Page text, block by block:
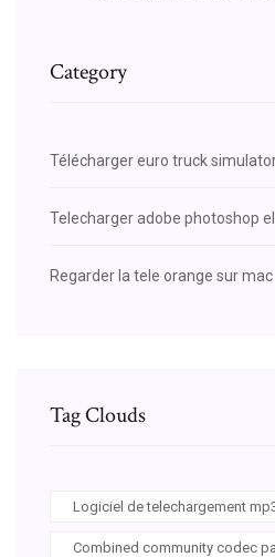
Category
Télécharger euro truck
Telecharger adobe photoshop
Regarder la tele orange sur mac
Tag Clouds
Logiciel de telechargement
Combined community codec